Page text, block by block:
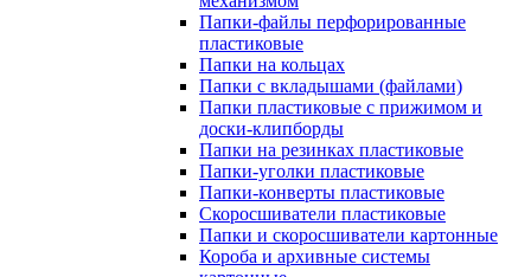
Папки-файлы перфорированные
пластиковые
Папки на кольцах
Папки с вкладышами (файлами)
Папки пластиковые с прижимом и
доски-клипборды
Папки на резинках пластиковые
Папки-уголки пластиковые
Папки-конверты пластиковые
Скоросшиватели пластиковые
Папки и скоросшиватели картонные
Короба и архивные системы